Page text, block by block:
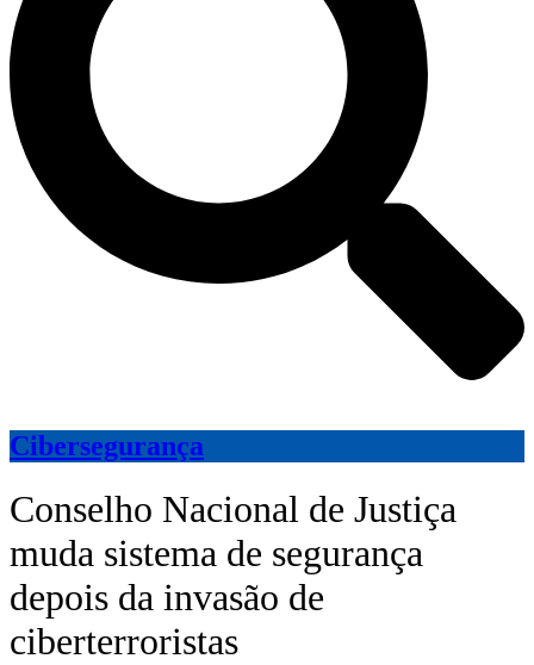
Cibersegurança
Conselho Nacional de Justiça
muda sistema de segurança
depois da invasão de
ciberterroristas